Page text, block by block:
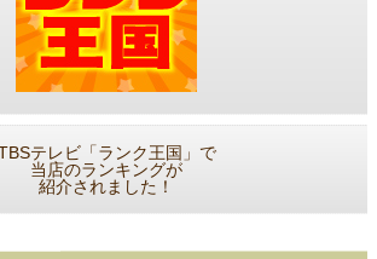
テレビ「ランク王国」で
当店のランキングが
紹介されました！